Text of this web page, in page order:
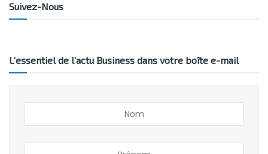
Suivez-Nous
L’essentiel de l’actu Business dans votre boîte e-mail